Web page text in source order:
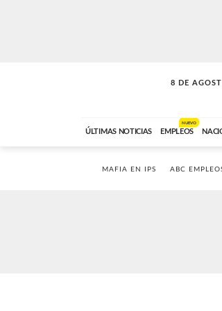
8 DE
SOLO
ÚLTIMAS NOTICIAS EMPLEOS
NUEVO
MAFIA EN IPS ABC